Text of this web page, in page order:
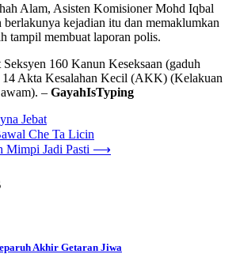
Alam, Asisten Komisioner Mohd Iqbal
berlakunya kejadian itu dan memaklumkan
tampil membuat laporan polis.
160 Kanun Keseksaan (gaduh
14 Akta Kesalahan Kecil (AKK) (Kelakuan
– GayahIsTyping
Jebat
Che Ta Licin
Mimpi Jadi Pasti ⟶
Akhir Getaran Jiwa